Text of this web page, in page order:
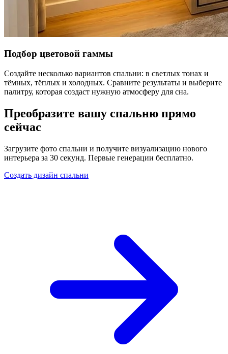
Подбор цветовой гаммы
Создайте несколько вариантов спальни: в светлых тонах и
тёмных, тёплых и холодных. Сравните результаты и выберите
палитру, которая создаст нужную атмосферу для сна.
Преобразите вашу спальню прямо
сейчас
Загрузите фото спальни и получите визуализацию нового
интерьера за 30 секунд. Первые генерации бесплатно.
Создать дизайн спальни